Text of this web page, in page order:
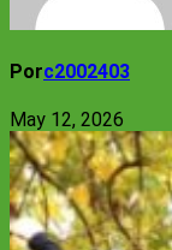
Porc2002403
May 12, 2026